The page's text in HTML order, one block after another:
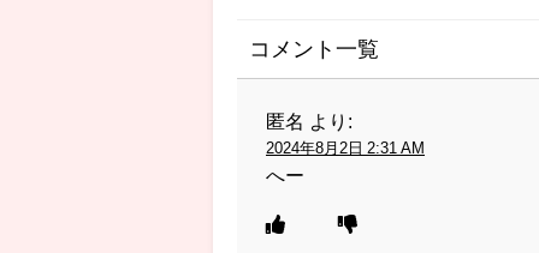
コメント一覧
匿名 より:
2024年8月2日 2:31 AM
へー